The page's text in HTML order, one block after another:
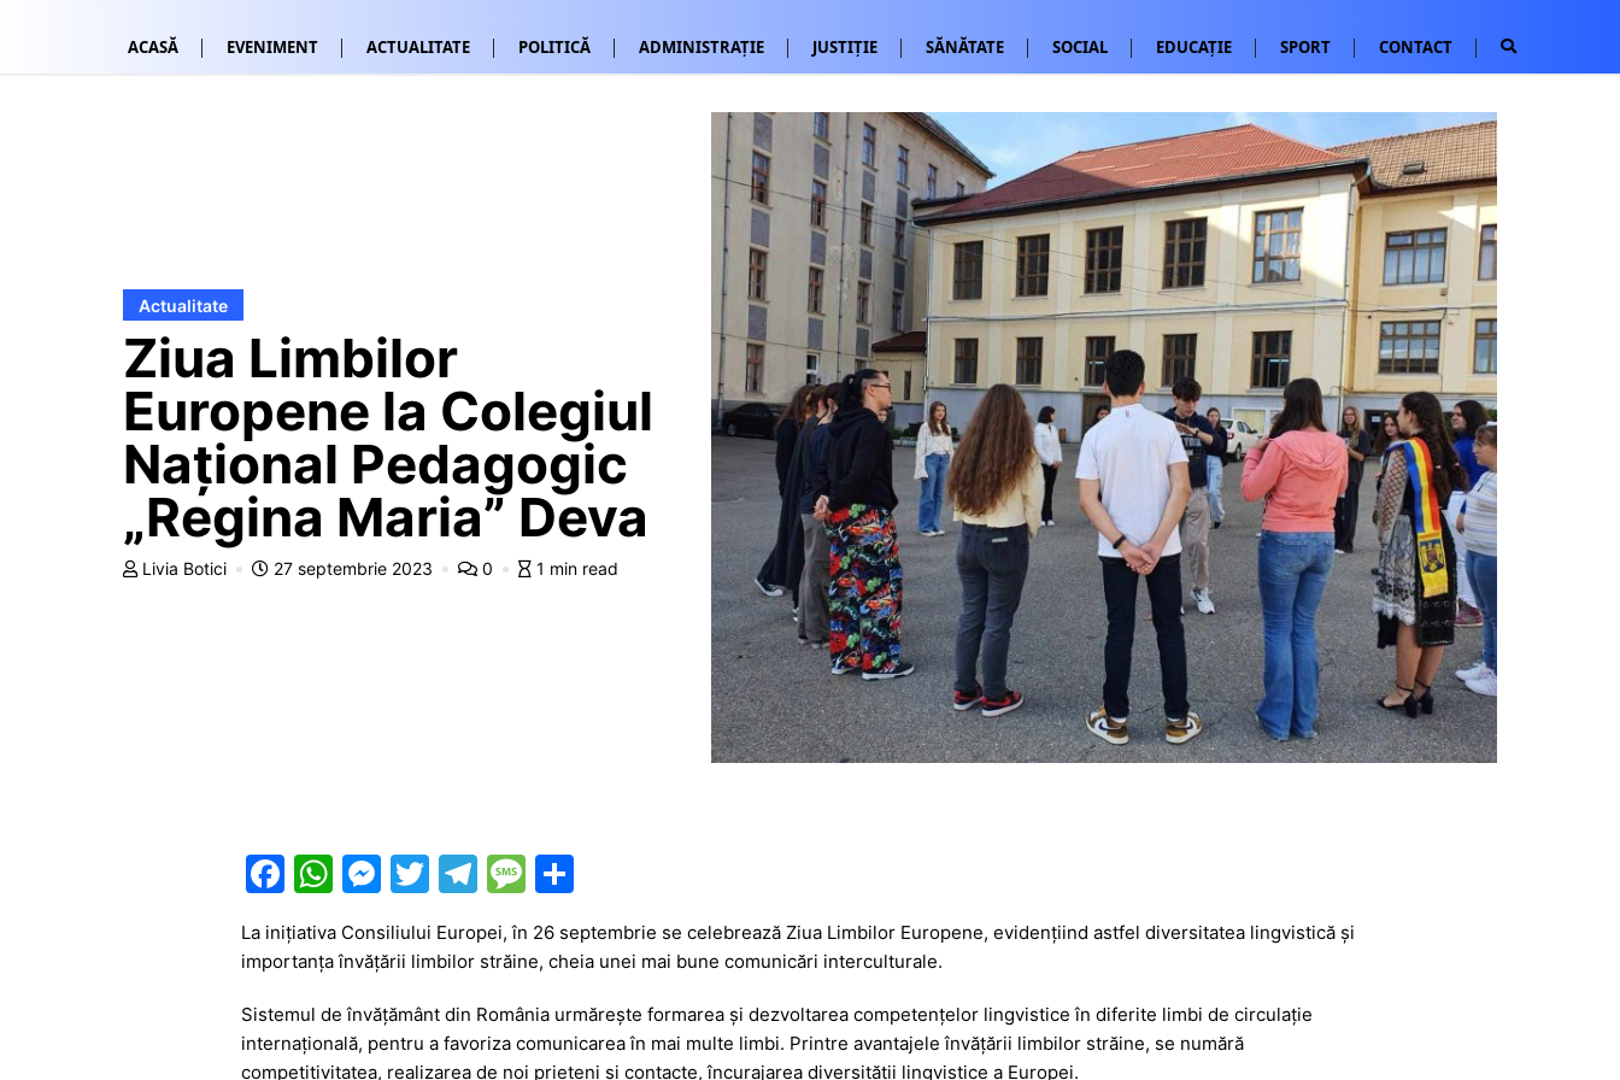
ACASĂ EVENIMENT ACTUALITATE POLITICĂ ADMINISTRAȚIE JUSTIȚIE SĂNĂTATE SOCIAL EDUCAȚIE SPORT CONTACT
Actualitate
Ziua Limbilor
Europene la Colegiul
Național Pedagogic
„Regina Maria” Deva
Livia Botici 27 septembrie 2023 0 1 min read
F
a
c
b
o
W
at
A
p
M
e
s
e
n
T
w
itt
T
el
e
a
m
M
s
a
g
P
ta
a
z
La iniţiativa Consiliului Europei, în 26 septembrie se celebrează Ziua Limbilor Europene, evidențiind astfel diversitatea lingvistică și
importanţa învăţării limbilor străine, cheia unei mai bune comunicări interculturale.
Sistemul de învățământ din România urmărește formarea și dezvoltarea competenţelor lingvistice în diferite limbi de circulație
internațională, pentru a favoriza comunicarea în mai multe limbi. Printre avantajele învăţării limbilor străine, se numără
competitivitatea, realizarea de noi prieteni şi contacte, încurajarea diversității lingvistice a Europei.